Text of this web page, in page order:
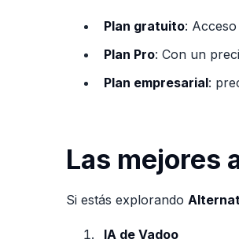
Plan gratuito:
Plan Pro: Con un
Plan empresarial:
Las mejores
Si estás explorando
IA de Vadoo